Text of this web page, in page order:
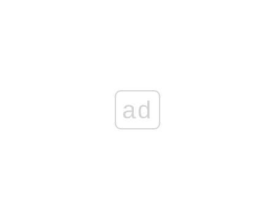
ad